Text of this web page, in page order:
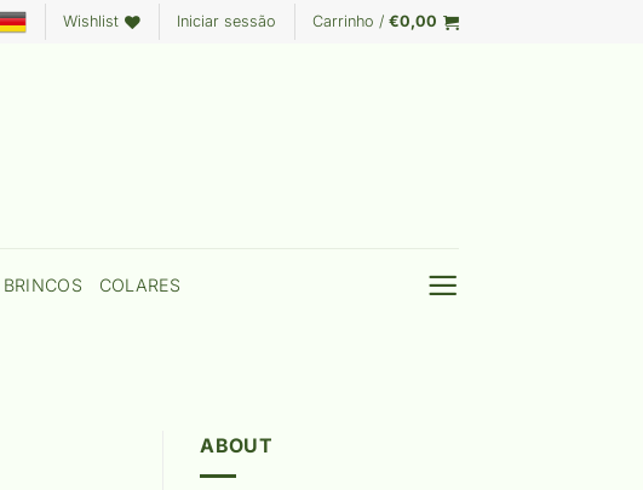
Wishlist Iniciar sessão Carrinho / €0,00
BRINCOS COLARES
ABOUT